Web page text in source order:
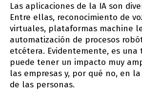
Las aplicaciones de la IA son
Entre ellas, reconocimiento de
virtuales, plataformas machine
automatización de procesos
etcétera. Evidentemente, es una
puede tener un impacto muy
las empresas y, por qué no, en
de las personas.